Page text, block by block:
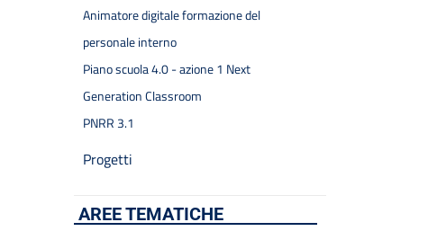
Animatore digitale formazione del
personale interno
Piano scuola 4.0 - azione 1 Next
Generation Classroom
PNRR 3.1
Progetti
AREE TEMATICHE